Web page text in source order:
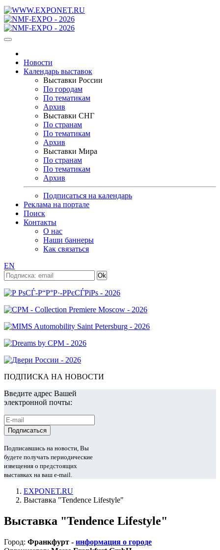
Новости
Календарь выставок
Выставки России
По городам
По тематикам
Архив
Выставки СНГ
По странам
По тематикам
Архив
Выставки Мира
По странам
По тематикам
Архив
Подписаться на календарь
Реклама на портале
Поиск
Контакты
О нас
Наши баннеры
Как связаться
EN
ПОДПИСКА НА НОВОСТИ
Введите адрес Вашей
электронной почты:
Подписавшись на новости, Вы
будете получать периодические
извещения о предстоящих
выставках на ваш e-mail.
EXPONET.RU
Выставка "Tendence Lifestyle"
Выставка "Tendence Lifestyle"
Город: Франкфурт - информация о городе